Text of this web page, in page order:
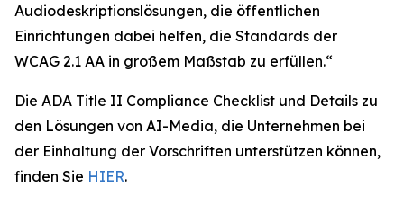
Audiodeskriptionslösungen, die öffentlichen
Einrichtungen dabei helfen, die Standards der
WCAG 2.1 AA in großem Maßstab zu erfüllen.“
Die ADA Title II Compliance Checklist und Details zu
den Lösungen von AI-Media, die Unternehmen bei
der Einhaltung der Vorschriften unterstützen können,
finden Sie HIER.